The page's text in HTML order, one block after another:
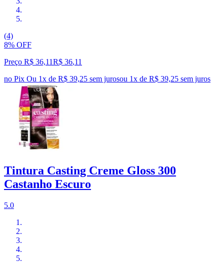
(4)
8% OFF
Preço R$ 36,11R$ 36,11
no Pix Ou 1x de R$ 39,25 sem jurosou 1x de R$ 39,25 sem juros
Tintura Casting Creme Gloss 300
Castanho Escuro
5.0